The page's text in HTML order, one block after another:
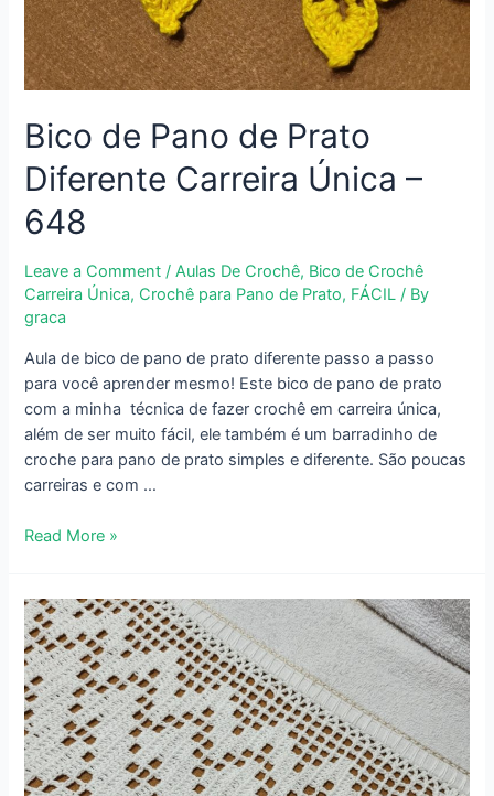
Bico de Pano de Prato
Diferente Carreira Única –
648
Leave a Comment /Aulas De Crochê, Bico de Crochê
Carreira Única, Crochê para Pano de Prato, FÁCIL / By
graca
Aula de bico de pano de prato diferente passo a passo
para você aprender mesmo! Este bico de pano de prato
com a minha técnica de fazer crochê em carreira única,
além de ser muito fácil, ele também é um barradinho de
croche para pano de prato simples e diferente. São poucas
carreiras e com …
Bico
de
Prato
Diferente
Carreira
Única
–
648
Read More »